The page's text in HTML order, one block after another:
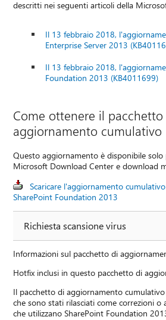
descritti nei seguenti articoli della
Il 13 febbraio 2018,
Enterprise Server 2013
Il 13 febbraio 2018,
Foundation 2013 (KB4011699)
Come ottenere il pacchetto
aggiornamento cumulativo
Questo aggiornamento è disponibile solo
Microsoft Download Center e download
Scaricare l'aggiornamento
SharePoint Foundation 2013
Richiesta scansione virus
Informazioni sul pacchetto di
Hotfix inclusi in questo pacchetto di
Il pacchetto di aggiornamento
che sono stati rilasciati come correzioni
che utilizzano SharePoint Foundation